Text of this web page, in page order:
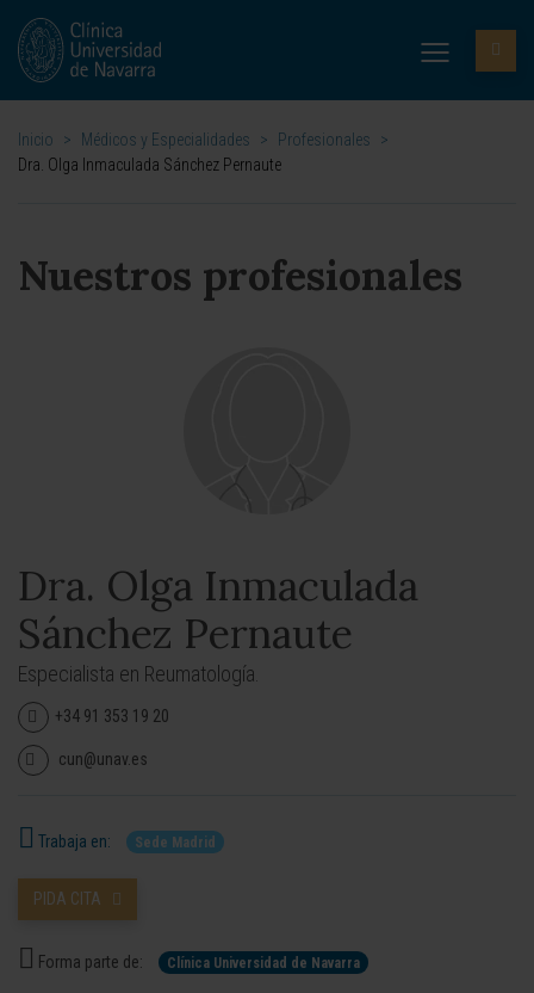
Inicio > Médicos y Especialidades > Profesionales
>
Dra. Olga Inmaculada Sánchez Pernaute
Nuestros profesionales
Dra. Olga Inmaculada
Sánchez Pernaute
Especialista en Reumatología.
+34 91 353 19 20
cun@unav.es
Trabaja en: Sede Madrid
PIDA CITA
Forma parte de: Clínica Universidad de Navarra